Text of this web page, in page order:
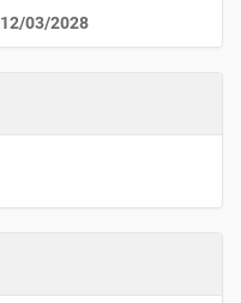
12/03/2028